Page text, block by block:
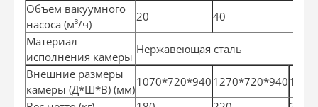
Объем вакуумного
насоса (м³/ч)
20
40
Материал
исполнения камеры
Нержавеющая сталь
Внешние размеры
камеры (Д*Ш*В) (мм)
1070*720*940 1270*720*940